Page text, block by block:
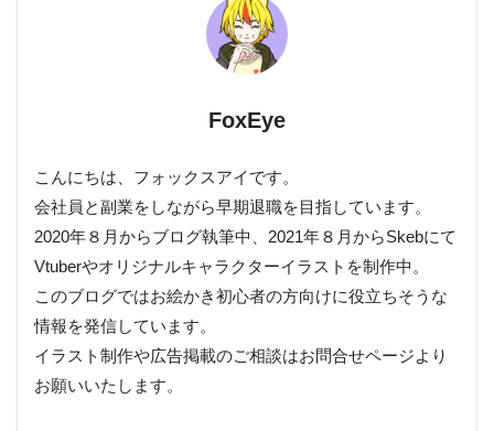
FoxEye
こんにちは、フォックスアイです。
会社員と副業をしながら早期退職を目指しています。
2020年８月からブログ執筆中、2021年８月からSkebにて
Vtuberやオリジナルキャラクターイラストを制作中。
このブログではお絵かき初心者の方向けに役立ちそうな
情報を発信しています。
イラスト制作や広告掲載のご相談はお問合せページより
お願いいたします。